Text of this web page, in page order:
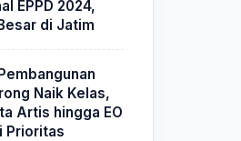
EPPD 2024,
di Jatim
Naik Kelas,
Artis hingga EO
Prioritas